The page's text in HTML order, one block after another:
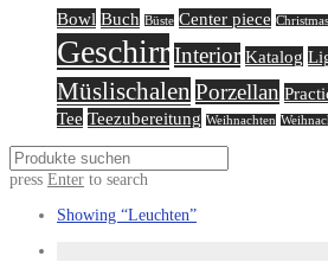
Bowl Buch Büste Center piece Christmas
GeschirrInterior Katalog
Müslischalen Porzellan
Tee Teezubereitung Weihnachten
press Enter to search
Showing “Leuchten”